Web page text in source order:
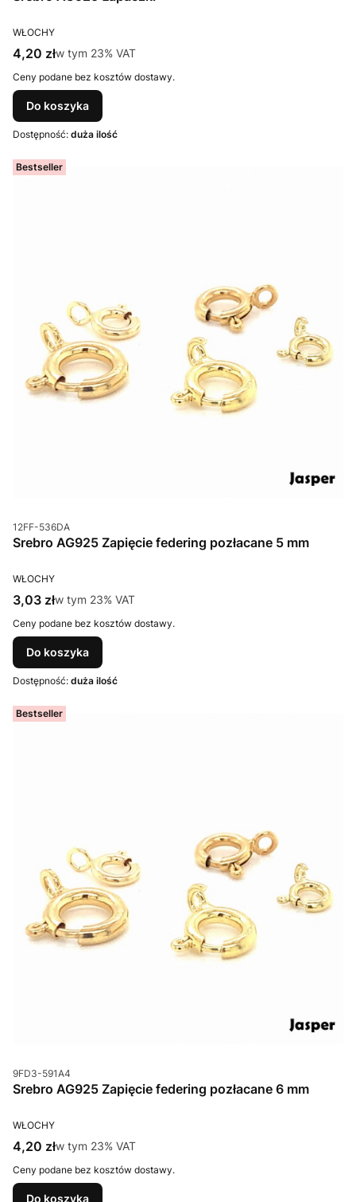
PRODUCENT
WŁOCHY
Cena brutto
4,20 złw tym %s VAT
w tym 23% VAT
Ceny podane bez kosztów dostawy.
Do koszyka
Dostępność: duża ilość
Bestseller
Kod produktu
12FF-536DA
Srebro AG925 Zapięcie federing pozłacane 5 mm
PRODUCENT
WŁOCHY
Cena brutto
3,03 złw tym %s VAT
w tym 23% VAT
Ceny podane bez kosztów dostawy.
Do koszyka
Dostępność: duża ilość
Bestseller
Kod produktu
9FD3-591A4
Srebro AG925 Zapięcie federing pozłacane 6 mm
PRODUCENT
WŁOCHY
Cena brutto
4,20 złw tym %s VAT
w tym 23% VAT
Ceny podane bez kosztów dostawy.
Do koszyka